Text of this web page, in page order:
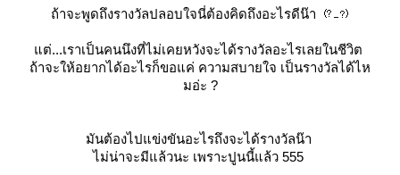
ถ้าจะพูดถึงรางวัลปลอบใจนี่ต้องคิดถึงอะไรดีน๊า
ต่...เราเป็นคนนึงที่ไม่เคยหวังจะได้รางวัลอะไรเลยในชีวิต
ถ้าจะให้อยากได้อะไรก็ขอแค่ ความสบายใจ เป็นรางวัลได้ไห
มอ่ะ ?
มันต้องไปแข่งขันอะไรถึงจะได้รางวัลน๊า
ไม่น่าจะมีแล้วนะ เพราะปูนนี้แล้ว 555